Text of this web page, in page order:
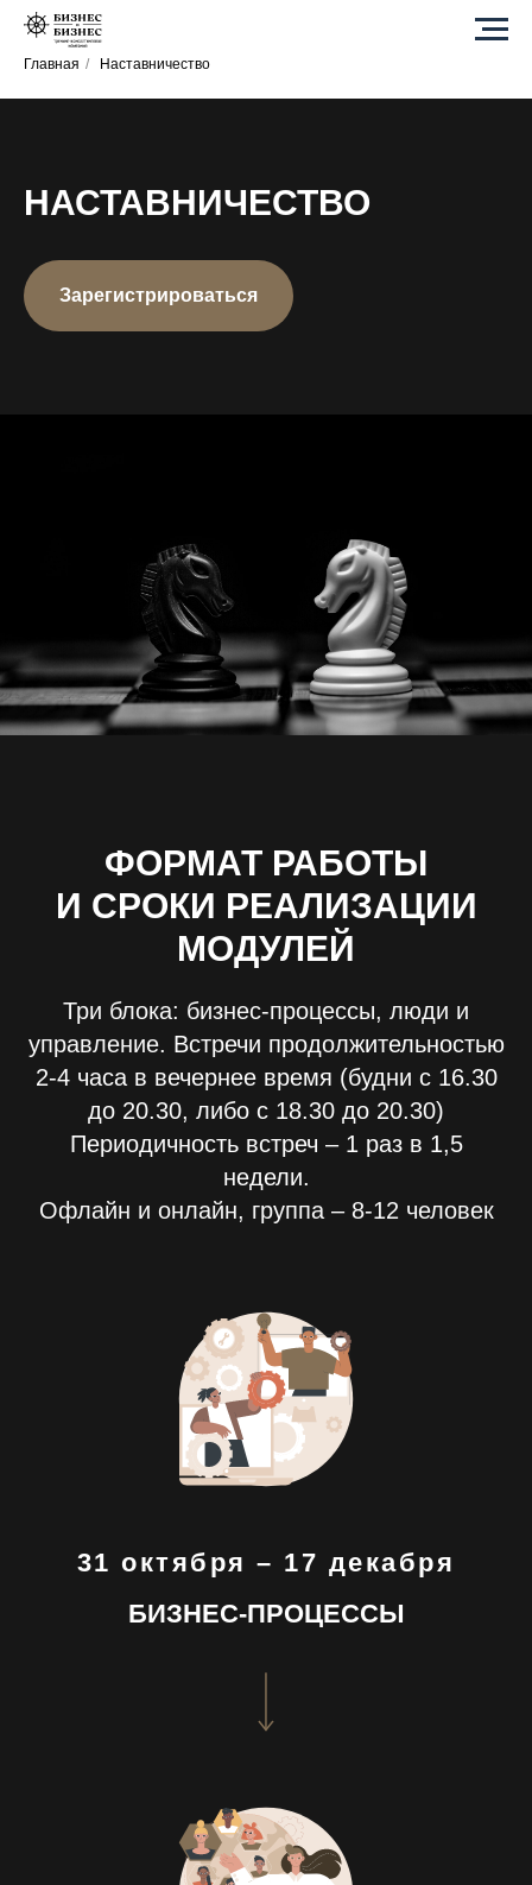
Главная / Наставничество
НАСТАВНИЧЕСТВО
Зарегистрироваться
ФОРМАТ РАБОТЫ
И СРОКИ РЕАЛИЗАЦИИ
МОДУЛЕЙ
Три блока: бизнес-процессы, люди и
управление. Встречи продолжительностью
2-4 часа в вечернее время (будни с 16.30
до 20.30, либо с 18.30 до 20.30)
Периодичность встреч – 1 раз в 1,5
недели.
Офлайн и онлайн, группа– 8-12 человек
31 октября – 17 декабря
БИЗНЕС-ПРОЦЕССЫ